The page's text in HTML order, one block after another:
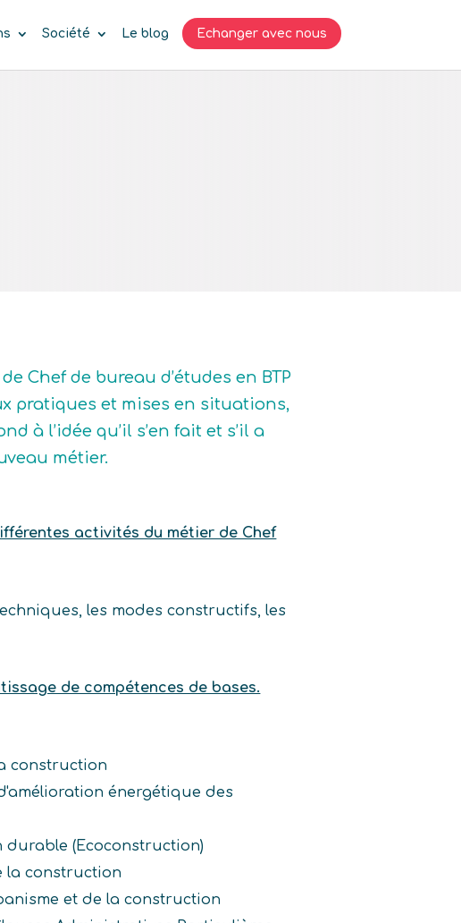
Société Le blog Echanger avec nous
Chef de bureau d’études en BTP
pratiques et mises en situations,
à l’idée qu’il s’en fait et s’il a
métier.
activités du métier de Chef
les modes constructifs, les
de compétences de bases.
construction
énergétique des
durable (Ecoconstruction)
la construction
et de la construction